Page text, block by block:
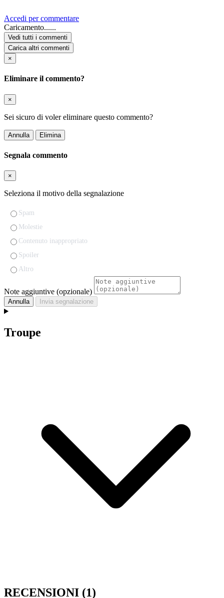
Accedi per commentare
Caricamento......
Vedi tutti i commenti
Carica altri commenti
×
Eliminare il commento?
×
Sei sicuro di voler eliminare questo commento?
Annulla Elimina
Segnala commento
×
Seleziona il motivo della segnalazione
Spam
Molestie
Contenuto inappropriato
Spoiler
Altro
Note aggiuntive (opzionale)
Annulla Invia segnalazione
Troupe
RECENSIONI (1)